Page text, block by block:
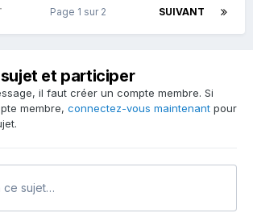
SUIVANT
Page 1 sur 2
et participer
il faut créer un compte membre. Si
membre, connectez-vous maintenant pour
ce sujet…